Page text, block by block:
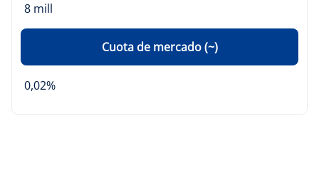
8 mill
Cuota de mercado (~)
0,02%